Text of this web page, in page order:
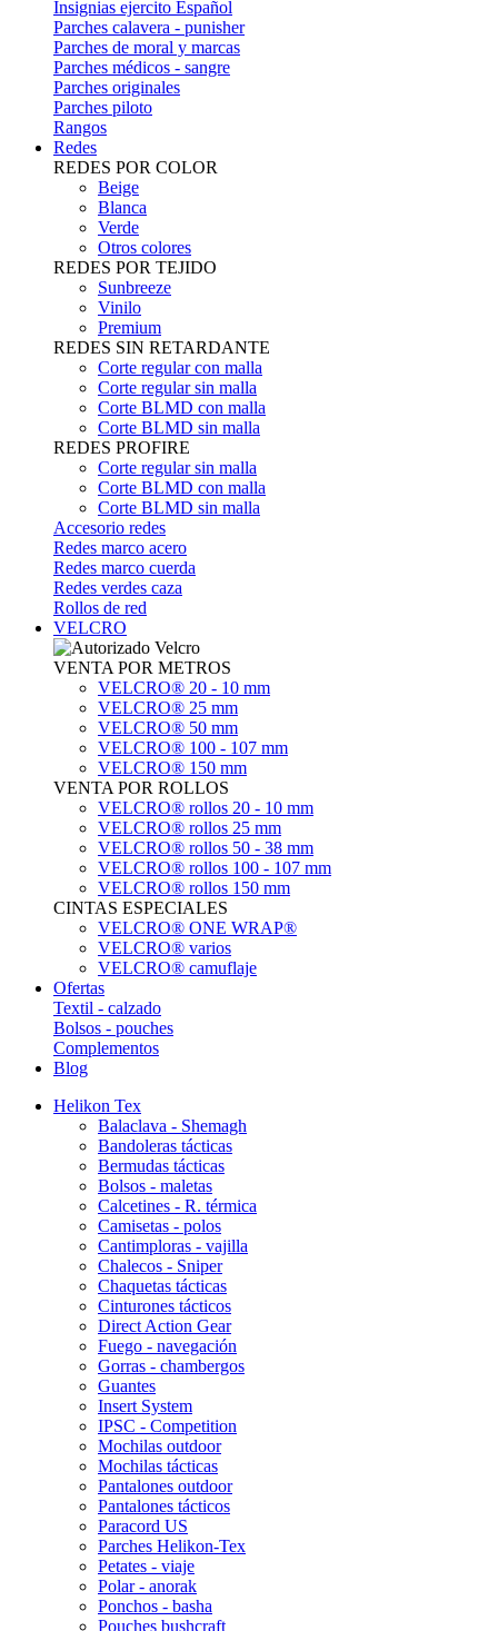
Insignias ejercito Español
Parches calavera - punisher
Parches de moral y marcas
Parches médicos - sangre
Parches originales
Parches piloto
Rangos
Redes
REDES POR COLOR
Beige
Blanca
Verde
Otros colores
REDES POR TEJIDO
Sunbreeze
Vinilo
Premium
REDES SIN RETARDANTE
Corte regular con malla
Corte regular sin malla
Corte BLMD con malla
Corte BLMD sin malla
REDES PROFIRE
Corte regular sin malla
Corte BLMD con malla
Corte BLMD sin malla
Accesorio redes
Redes marco acero
Redes marco cuerda
Redes verdes caza
Rollos de red
VELCRO
VENTA POR METROS
VELCRO® 20 - 10 mm
VELCRO® 25 mm
VELCRO® 50 mm
VELCRO® 100 - 107 mm
VELCRO® 150 mm
VENTA POR ROLLOS
VELCRO® rollos 20 - 10 mm
VELCRO® rollos 25 mm
VELCRO® rollos 50 - 38 mm
VELCRO® rollos 100 - 107 mm
VELCRO® rollos 150 mm
CINTAS ESPECIALES
VELCRO® ONE WRAP®
VELCRO® varios
VELCRO® camuflaje
Ofertas
Textil - calzado
Bolsos - pouches
Complementos
Blog
Helikon Tex
Balaclava - Shemagh
Bandoleras tácticas
Bermudas tácticas
Bolsos - maletas
Calcetines - R. térmica
Camisetas - polos
Cantimploras - vajilla
Chalecos - Sniper
Chaquetas tácticas
Cinturones tácticos
Direct Action Gear
Fuego - navegación
Gorras - chambergos
Guantes
Insert System
IPSC - Competition
Mochilas outdoor
Mochilas tácticas
Pantalones outdoor
Pantalones tácticos
Paracord US
Parches Helikon-Tex
Petates - viaje
Polar - anorak
Ponchos - basha
Pouches bushcraft